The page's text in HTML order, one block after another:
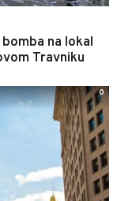
na lokal
Travniku
0